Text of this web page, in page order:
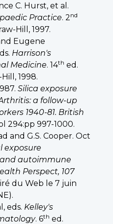
C. Hurst, et al.
Practice. 2nd
Hill, 1997.
Eugene
Harrison's
Medicine. 14th ed .
1998.
Silica exposure
a follow-up
1940-81. British
294:pp 997-1000.
and G.S. Cooper. Oct
exposure
autoimmune
Perspect, 107
du Web le 7 juin
eds. Kelley's
. 6th ed .